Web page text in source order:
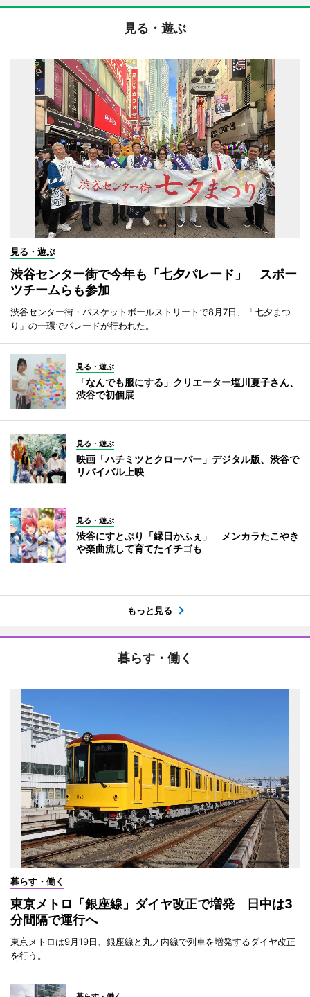
見る・遊ぶ
見る・遊ぶ
渋谷センター街で今年も「七夕パレード」 スポー
ツチームらも参加
渋谷センター街・バスケットボールストリートで8月7日、「七夕まつ
り」の一環でパレードが行われた。
見る・遊ぶ
「なんでも服にする」クリエーター塩川夏子さん、
渋谷で初個展
見る・遊ぶ
映画「ハチミツとクローバー」デジタル版、渋谷で
リバイバル上映
見る・遊ぶ
渋谷にすとぷり「縁日かふぇ」 メンカラたこやき
や楽曲流して育てたイチゴも
もっと見る
暮らす・働く
暮らす・働く
東京メトロ「銀座線」ダイヤ改正で増発 日中は3
分間隔で運行へ
東京メトロは9月19日、銀座線と丸ノ内線で列車を増発するダイヤ改正
を行う。